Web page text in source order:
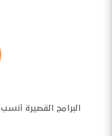
البرامج القصيرة